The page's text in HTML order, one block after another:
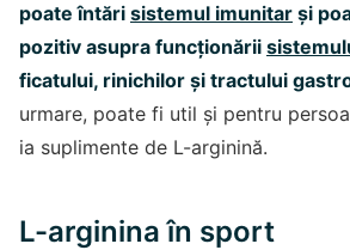
poate întări sistemul imunitar și
pozitiv asupra funcționării
ficatului, rinichilor și tractului
urmare, poate fi util și pentru
ia suplimente de L-arginină.
L-arginina în sport